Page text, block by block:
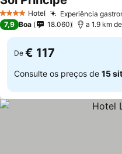
4 EstrelasHotel Experiência
7,9 Boa 18.060 a 1.9 km
De € 117
Consulte os preços de 15